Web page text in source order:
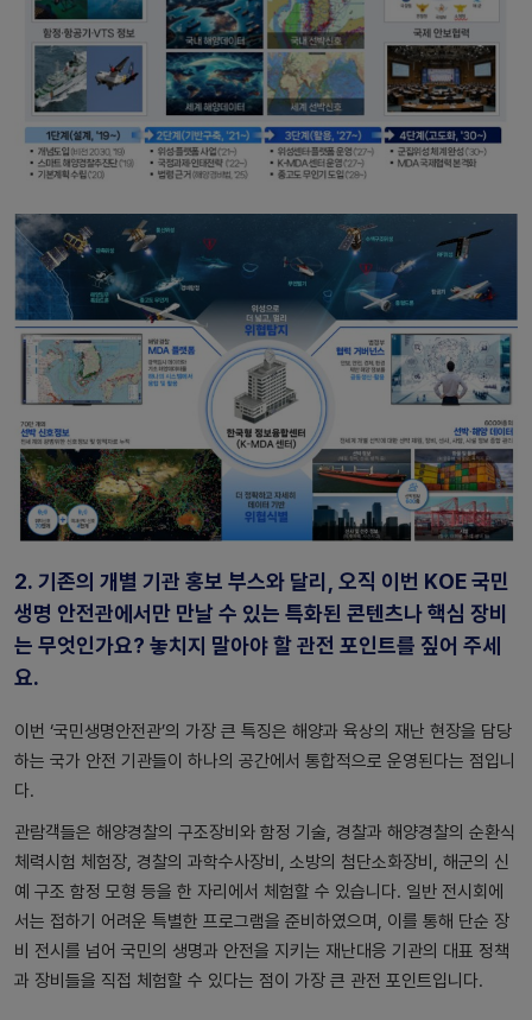
2. 기존의 개별 기관 홍보 부스와 달리, 오직 이번 KOE 국민
생명 안전관에서만 만날 수 있는 특화된 콘텐츠나 핵심 장비
는 무엇인가요? 놓치지 말아야 할 관전 포인트를 짚어 주세
요.
이번 ‘국민생명안전관’의 가장 큰 특징은 해양과 육상의 재난 현장을 담당
하는 국가 안전 기관들이 하나의 공간에서 통합적으로 운영된다는 점입니
다.
관람객들은 해양경찰의 구조장비와 함정 기술, 경찰과 해양경찰의 순환식
체력시험 체험장, 경찰의 과학수사장비, 소방의 첨단소화장비, 해군의 신
예 구조 함정 모형 등을 한 자리에서 체험할 수 있습니다. 일반 전시회에
서는 접하기 어려운 특별한 프로그램을 준비하였으며, 이를 통해 단순 장
비 전시를 넘어 국민의 생명과 안전을 지키는 재난대응 기관의 대표 정책
과 장비들을 직접 체험할 수 있다는 점이 가장 큰 관전 포인트입니다.